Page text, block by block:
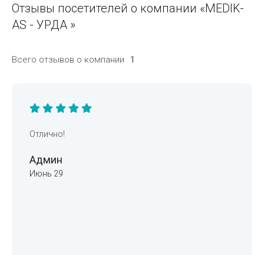
Отзывы посетителей о компании «MEDIK-
AS - УРДА »
Всего отзывов о компании 1
Отлично!
Админ
Июнь 29